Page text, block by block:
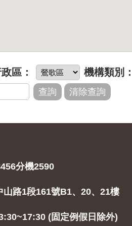
區： 機構類別：
分機2590
路1段161號B1、20、21樓
(固定例假日除外)